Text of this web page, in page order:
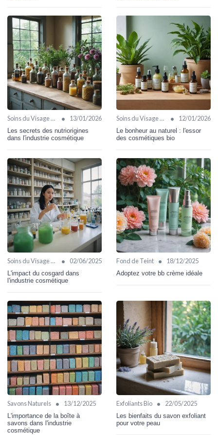
Soins du Visage Bio • 13/01/2026
Les secrets des nutriorigines
dans l'industrie cosmétique
Soins du Visage Bio • 12/01/2026
Le bonheur au naturel : l'essor
des cosmétiques bio
Soins du Visage Bio • 02/06/2025
L'impact du cosgard dans
l'industrie cosmétique
Fond de Teint • 18/12/2025
Adoptez votre bb crème idéale
Savons Naturels • 13/12/2025
L'importance de la boîte à
savons dans l'industrie
cosmétique
Exfoliants Bio • 22/05/2025
Les bienfaits du savon exfoliant
pour votre peau